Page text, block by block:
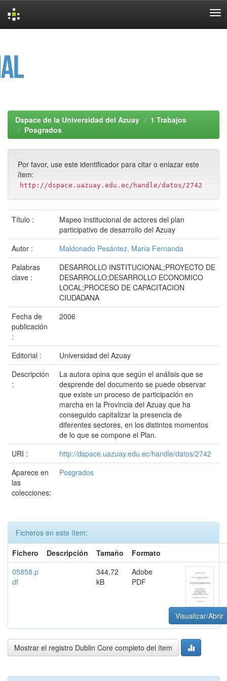
Dspace de la Universidad del Azuay
1 Trabajos
Posgrados
Por favor, use este identificador para citar o enlazar este
ítem:
http://dspace.uazuay.edu.ec/handle/datos/2742
Título :
Mapeo institucional de actores del plan
participativo de desarrollo del Azuay
Autor :
Maldonado Pesántez, María Fernanda
Palabras
clave :
DESARROLLO INSTITUCIONAL;PROYECTO DE
DESARROLLO;DESARROLLO ECONOMICO
LOCAL;PROCESO DE CAPACITACION
CIUDADANA
Fecha de
publicación
:
2006
Editorial :
Universidad del Azuay
Descripción
:
La autora opina que según el análisis que se
desprende del documento se puede observar
que existe un proceso de participación en
marcha en la Provincia del Azuay que ha
conseguido capitalizar la presencia de
diferentes sectores, en los distintos momentos
de lo que se compone el Plan.
URI :
http://dspace.uazuay.edu.ec/handle/datos/2742
Aparece en
las
colecciones:
Posgrados
Ficheros en este ítem:
Fichero
Descripción Tamaño
Formato
05858.p
df
344,72
kB
Adobe
PDF
Visualizar/Abrir
Mostrar el registro Dublin Core completo del ítem